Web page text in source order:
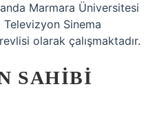
Marmara Üniversitesi
Sinema
olarak çalışmaktadır.
SAHIBI